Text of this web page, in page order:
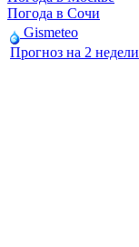
Погода в Сочи
Gismeteo
Прогноз на 2 недели